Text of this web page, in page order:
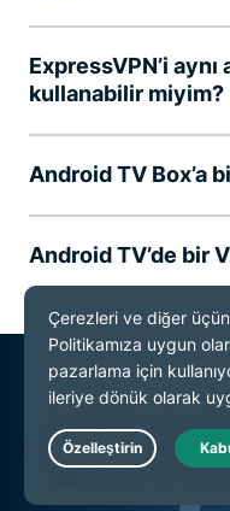
ExpressVPN’i
kullanabilir miyim?
Android TV Box’a
Android TV’de bir